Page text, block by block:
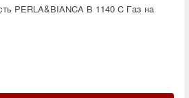
PERLA&BIANCA B 1140 C Газ на